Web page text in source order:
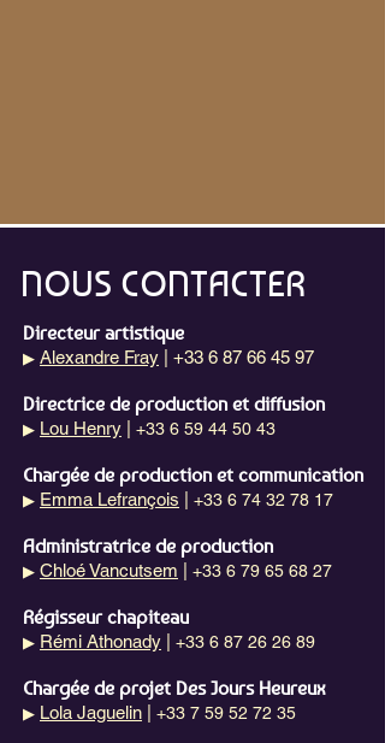
NOUS CONTACTER
Directeur artistique
▶ Alexandre Fray | +33 6 87 66 45 97
Directrice de production et diffusion
▶ Lou Henry +33 6 59 44 50 43
Chargée de production et communication
▶ Emma Lefrançois +33 6 74 32 78 17
Administratrice de production
▶ Chloé Vancutsem +33 6 79 65 68 27
Régisseur chapiteau
▶ Rémi Athonady +33 6 87 26 26 89
Chargée de projet Des Jours Heureux
▶ Lola Jaguelin +33 7 59 52 72 35